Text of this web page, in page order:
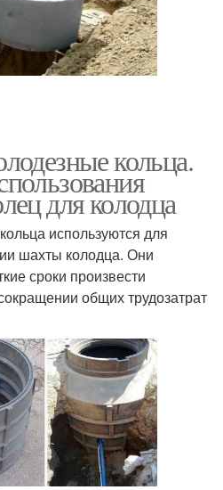
кольца.
для колодца
используются для
шахты колодца. Они
сроки произвести
общих трудозатрат